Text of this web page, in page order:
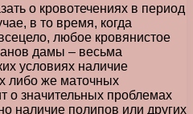
о кровотечениях в период
в то время, когда
любое кровянистое
дамы – весьма
условиях наличие
либо же маточных
о значительных проблемах
наличие полипов или других